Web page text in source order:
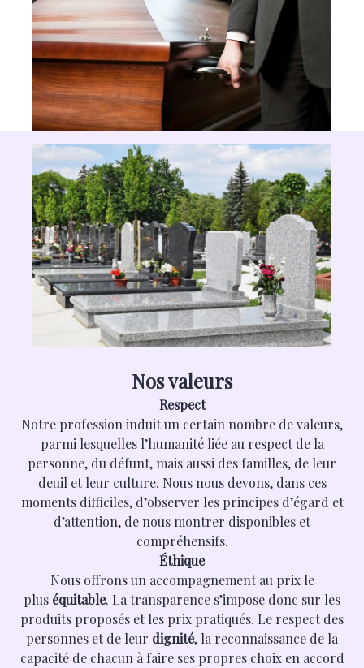
Nos valeurs
Respect
Notre profession induit un certain nombre de valeurs,
parmi lesquelles l’humanité liée au respect de la
personne, du défunt, mais aussi des familles, de leur
deuil et leur culture. Nous nous devons, dans ces
moments difficiles, d’observer les principes d’égard et
d’attention, de nous montrer disponibles et
compréhensifs.
Éthique
Nous offrons un accompagnement au prix le
plus équitable. La transparence s’impose donc sur les
produits proposés et les prix pratiqués. Le respect des
personnes et de leur dignité, la reconnaissance de la
capacité de chacun à faire ses propres choix en accord